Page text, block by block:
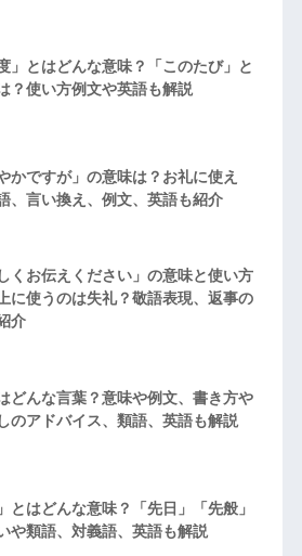
」とはどんな意味？「このたび」と
？使い方例文や英語も解説
かですが」の意味は？お礼に使え
、言い換え、例文、英語も紹介
くお伝えください」の意味と使い方
に使うのは失礼？敬語表現、返事の
介
どんな言葉？意味や例文、書き方や
のアドバイス、類語、英語も解説
とはどんな意味？「先日」「先般」
や類語、対義語、英語も解説